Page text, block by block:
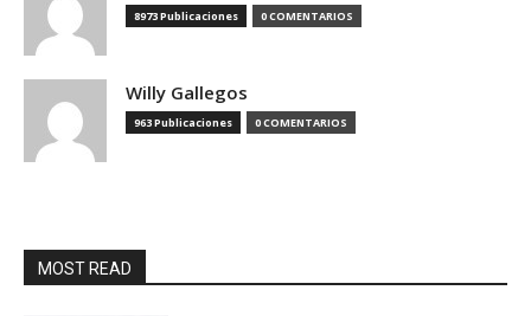
8973 Publicaciones 0 COMENTARIOS
Willy Gallegos
963 Publicaciones 0 COMENTARIOS
MOST READ